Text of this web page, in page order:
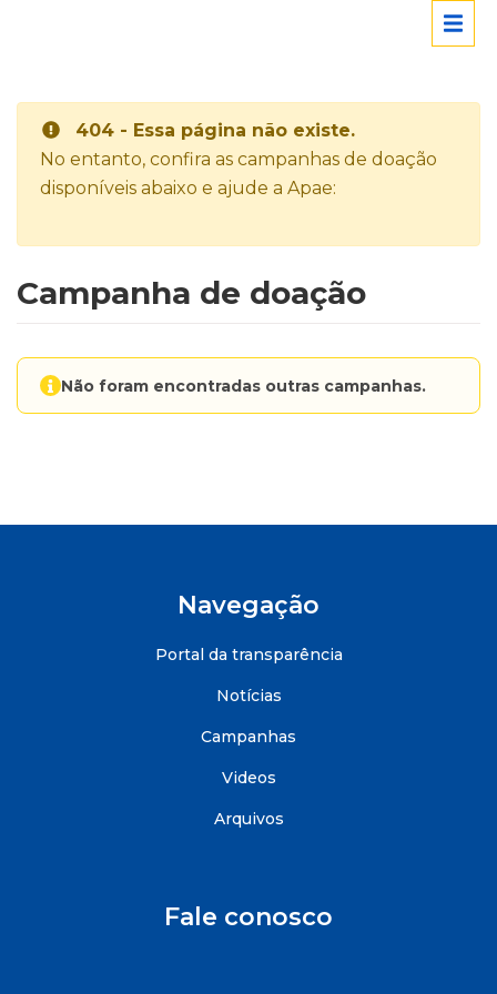
404 - Essa página não existe.
No entanto, confira as campanhas de doação
disponíveis abaixo e ajude a Apae:
Campanha de doação
Não foram encontradas outras campanhas.
Navegação
Portal da transparência
Notícias
Campanhas
Videos
Arquivos
Fale conosco